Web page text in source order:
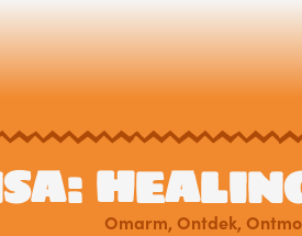
Omarm, Ontdek,